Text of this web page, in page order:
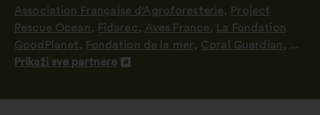
Association Française d'Agroforesterie, Project
Rescue Ocean , Fidarec, Aves France,
La Fondation
GoodPlanet, Fondation de la mer, Coral Guardian , ...
Prikaži sve partnere
Otvori